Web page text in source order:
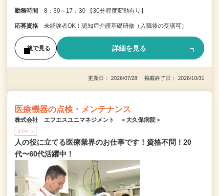
勤務時間 8：30～17：30 【30分程度変動有り】
応募資格 未経験者OK！認知症介護基礎研修（入職後の受講可）
後で見る 詳細を見る
更新日： 2026/07/28 掲載終了日： 2026/10/31
医療機器の点検・メンテナンス
株式会社 エフエスユニマネジメント ＜大久保病院＞
パート
人の役に立てる医療業界のお仕事です！資格不問！20
代〜60代活躍中！